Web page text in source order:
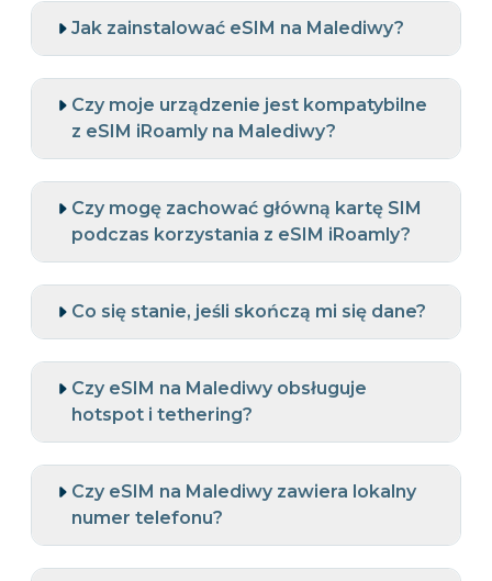
Jak zainstalować eSIM na Malediwy?
Czy moje urządzenie jest kompatybilne
z eSIM iRoamly na Malediwy?
Czy mogę zachować główną kartę SIM
podczas korzystania z eSIM iRoamly?
Co się stanie, jeśli skończą mi się dane?
Czy eSIM na Malediwy obsługuje
hotspot i tethering?
Czy eSIM na Malediwy zawiera lokalny
numer telefonu?